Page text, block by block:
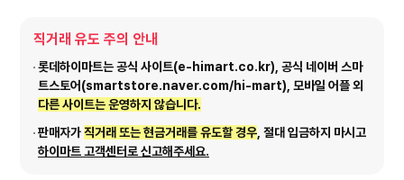
직거래 유도 주의 안내
롯데하이마트는 공식 사이트(e-himart.co.kr), 공식 네이버 스마
트스토어(smartstore.naver.com/hi-mart), 모바일 어플 외
다른 사이트는 운영하지 않습니다.
판매자가직거래 또는 현금거래를 유도할 경우 , 절대 입금하지 마시고
하이마트 고객센터로 신고해주세요.